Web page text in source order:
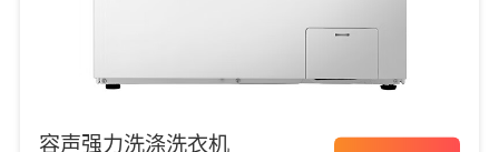
容声强力洗涤洗衣机